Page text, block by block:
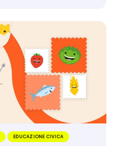
EDUCAZIONE CIVICA